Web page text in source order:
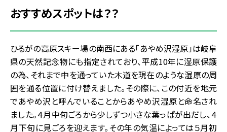
おすすめスポットは？？
ひるがの高原スキー場の南西にある「あやめ沢湿原」は岐阜
県の天然記念物にも指定されており、平成10年に湿原保護
の為、それまで中を通っていた木道を現在のような湿原の周
囲を通る位置に付け替えました。その際に、この付近を地元
であやめ沢と呼んでいることからあやめ沢湿原と命名され
ました。４月中旬ごろから少しずつ小さな葉っぱが出だし、４
月下旬に見ごろを迎えます。その年の気温によっては５月初